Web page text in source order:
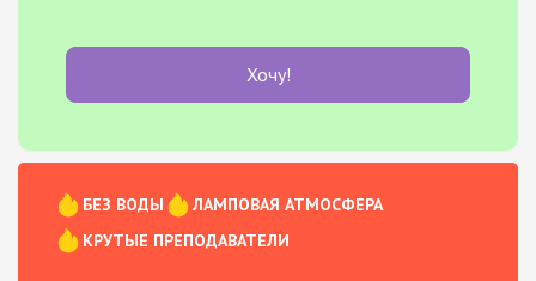
Хочу!
БЕЗ ВОДЫ
ЛАМПОВАЯ АТМОСФЕРА
КРУТЫЕ ПРЕПОДАВАТЕЛИ